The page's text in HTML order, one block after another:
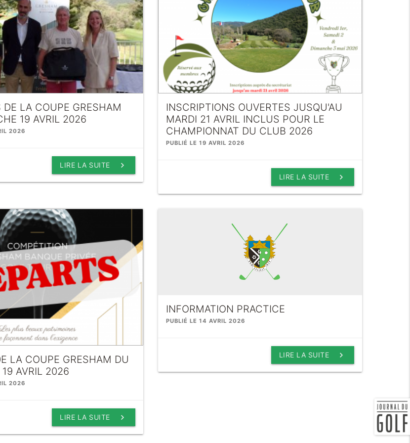
DE LA COUPE GRESHAM
19 AVRIL 2026
2026
keyboard_arrow_right
LIRE LA SUITE
INSCRIPTIONS OUVERTES JUSQU'AU
MARDI 21 AVRIL INCLUS POUR LE
CHAMPIONNAT DU CLUB 2026
PUBLIÉ LE 19 AVRIL 2026
keyboard_arrow_right
LIRE LA SUITE
LA COUPE GRESHAM DU
AVRIL 2026
2026
keyboard_arrow_right
LIRE LA SUITE
INFORMATION PRACTICE
PUBLIÉ LE 14 AVRIL 2026
keyboard_arrow_right
LIRE LA SUITE